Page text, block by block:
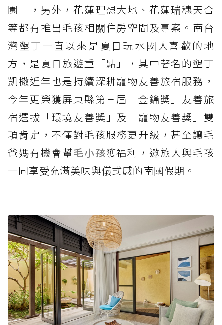
園」，另外，花蓮理想大地、花蓮瑞穗天合
等都有推出毛孩相關住房空間及專案。南台
灣墾丁一直以來是夏日玩水國人喜歡的地
方，是夏日旅遊重「點」，其中著名的墾丁
凱撒近年也是持續深耕寵物友善旅宿服務，
今年更榮獲屏東縣第三屆「金鑰獎」友善旅
宿選拔「環境友善獎」及「寵物友善獎」雙
項肯定，不僅對毛孩服務更升級，甚至讓毛
爸媽有機會幫毛小孩獲福利，邀旅人與毛孩
一同享受充滿美味與儀式感的南國假期。